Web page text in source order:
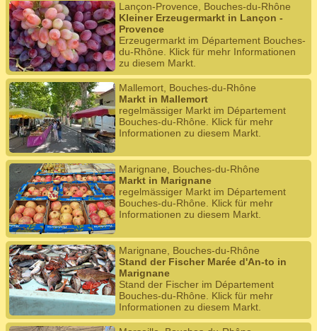
Lançon-Provence, Bouches-du-Rhône
Kleiner Erzeugermarkt in Lançon -
Provence
Erzeugermarkt im Département Bouches-
du-Rhône. Klick für mehr Informationen
zu diesem Markt.
Mallemort, Bouches-du-Rhône
Markt in Mallemort
regelmässiger Markt im Département
Bouches-du-Rhône. Klick für mehr
Informationen zu diesem Markt.
Marignane, Bouches-du-Rhône
Markt in Marignane
regelmässiger Markt im Département
Bouches-du-Rhône. Klick für mehr
Informationen zu diesem Markt.
Marignane, Bouches-du-Rhône
Stand der Fischer Marée d'An-to in
Marignane
Stand der Fischer im Département
Bouches-du-Rhône. Klick für mehr
Informationen zu diesem Markt.